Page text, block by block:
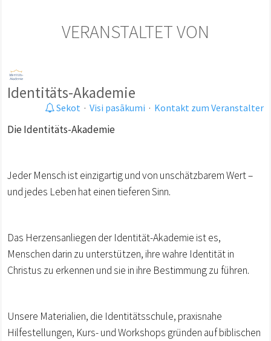
VERANSTALTET VON
Identitäts-Akademie
Sekot · Visi pasākumi · Kontakt zum Veranstalter
Die Identitäts-Akademie
Jeder Mensch ist einzigartig und von unschätzbarem Wert –
und jedes Leben hat einen tieferen Sinn.
Das Herzensanliegen der Identität-Akademie ist es,
Menschen darin zu unterstützen, ihre wahre Identität in
Christus zu erkennen und sie in ihre Bestimmung zu führen.
Unsere Materialien, die Identitätsschule, praxisnahe
Hilfestellungen, Kurs- und Workshops gründen auf biblischen